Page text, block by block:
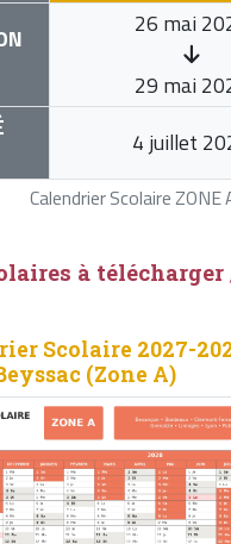
Calendrier Scolaire
26 mai
29 mai
4 juillet
à télécharger
Scolaire 2027-
(Zone A)